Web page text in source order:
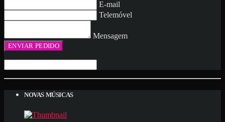
E-mail
Telemóvel
Mensagem
NOVAS MÚSICAS